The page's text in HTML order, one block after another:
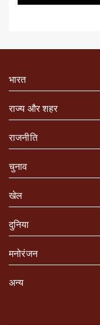
भारत
राज्य और शहर
राजनीति
चुनाव
खेल
दुनिया
मनोरंजन
अन्य